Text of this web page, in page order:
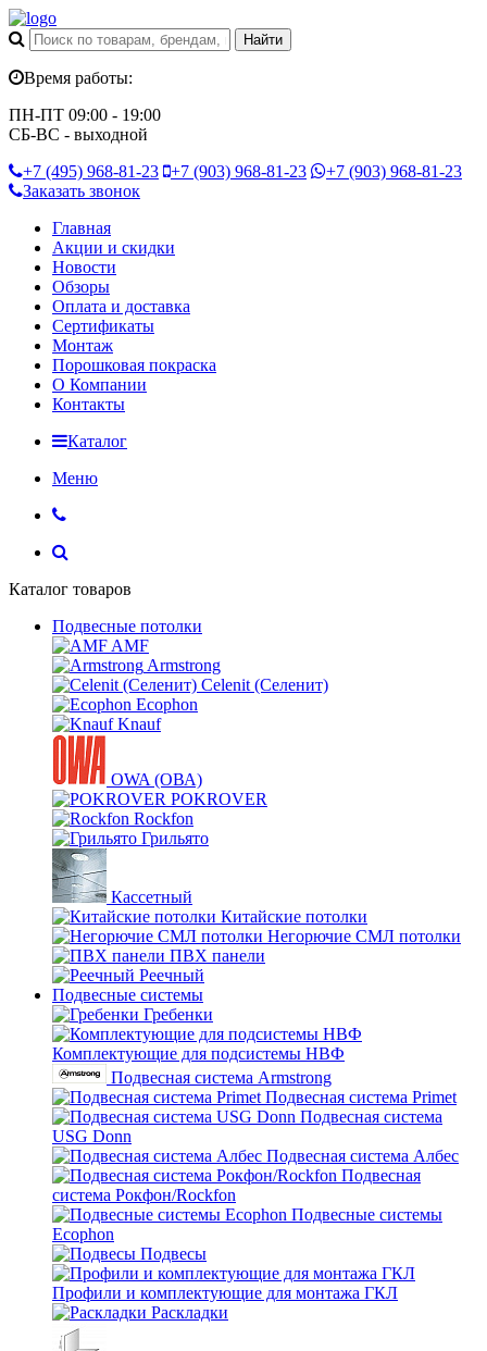
Время работы:
ПН-ПТ 09:00 - 19:00
СБ-ВС - выходной
+7 (495) 968-81-23 +7 (903) 968-81-23 +7 (903) 968-81-23
Заказать звонок
Главная
Акции и скидки
Новости
Обзоры
Оплата и доставка
Сертификаты
Монтаж
Порошковая покраска
О Компании
Контакты
Каталог
Меню
Каталог товаров
Подвесные потолки
AMF
Armstrong
Celenit (Селенит)
Ecophon
Knauf
OWA (ОВА)
POKROVER
Rockfon
Грильято
Кассетный
Китайские потолки
Негорючие СМЛ потолки
ПВХ панели
Реечный
Подвесные системы
Гребенки
Комплектующие для подсистемы НВФ
Подвесная система Armstrong
Подвесная система Primet
Подвесная система
USG Donn
Подвесная система Албес
Подвесная
система Рокфон/Rockfon
Подвесные системы
Ecophon
Подвесы
Профили и комплектующие для монтажа ГКЛ
Раскладки